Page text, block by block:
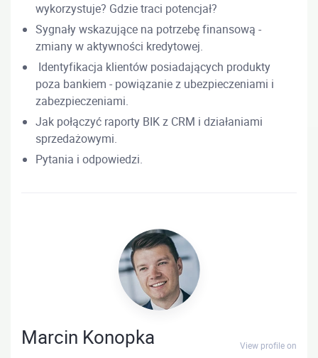
wykorzystuje? Gdzie traci potencjał?
Sygnały wskazujące na potrzebę finansową -
zmiany w aktywności kredytowej.
Identyfikacja klientów posiadających produkty
poza bankiem - powiązanie z ubezpieczeniami i
zabezpieczeniami.
Jak połączyć raporty BIK z CRM i działaniami
sprzedażowymi.
Pytania i odpowiedzi.
View profile on
Marcin Konopka